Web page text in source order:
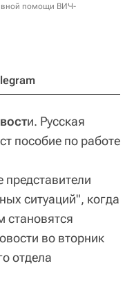
помощи ВИЧ-
и. Русская
пособие по работе
ситуаций", когда
становятся
во вторник
отдела